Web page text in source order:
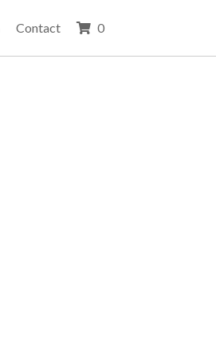
Contact 0